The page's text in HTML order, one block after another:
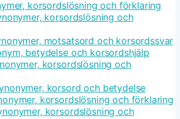
korsordslösning och förklaring
korsordslösning och
motsatsord och korsordssvar
betydelse och korsordshjälp
korsordslösning och
korsord och betydelse
korsordslösning och förklaring
korsordslösning och